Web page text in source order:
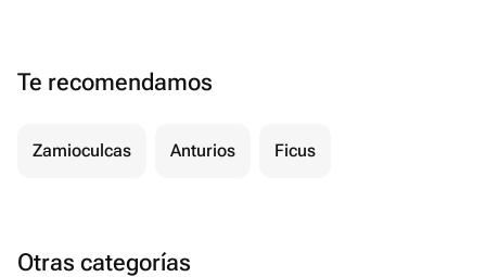
Te recomendamos
Zamioculcas Anturios Ficus
Otras categorías